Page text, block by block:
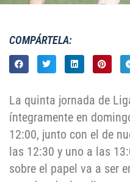
COMPÁRTELA:
La quinta jornada de
íntegramente en
12:00, junto con el de
las 12:30 y uno a las
sobre el papel va a ser